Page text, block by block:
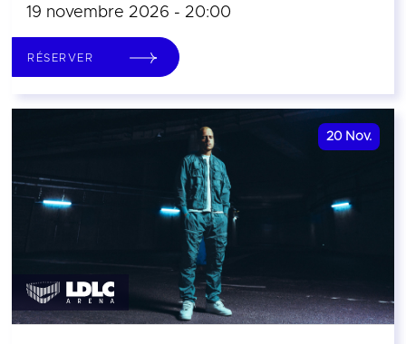
19 novembre 2026 - 20:00
RÉSERVER
20 Nov.